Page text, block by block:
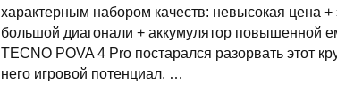
характерным набором качеств: невысокая цена +
большой диагонали + аккумулятор повышенной
TECNO POVA 4 Pro постарался разорвать этот
него игровой потенциал. …